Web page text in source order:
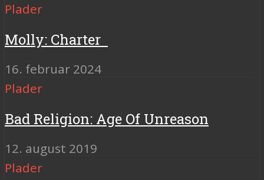
Plader
Molly: Charter
16. februar 2024
Plader
Bad Religion: Age Of Unreason
12. august 2019
Plader